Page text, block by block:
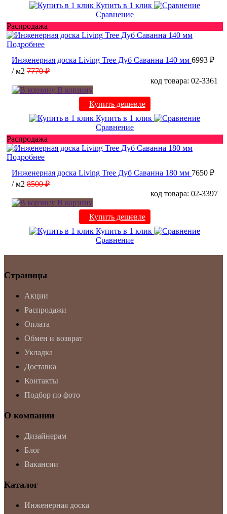
Купить в 1 клик
Сравнение
Распродажа
Подробнее
Инженерная доска Living Tree Дуб Саванна 140 мм 6993 ₽
/ м2 7770 ₽
код товара: 02-3361
В корзину
Купить дешевле
Купить в 1 клик
Сравнение
Распродажа
Подробнее
Инженерная доска Living Tree Дуб Саванна 180 мм 7650 ₽
/ м2 8500 ₽
код товара: 02-3397
В корзину
Купить дешевле
Купить в 1 клик
Сравнение
Страницы
Акции
Распродажи
Оплата
Обмен и возврат
Укладка
Доставка
Контакты
Подбор по фото
О компании
Дизайнерам
Блог
Вакансии
Каталог
Инженерная доска